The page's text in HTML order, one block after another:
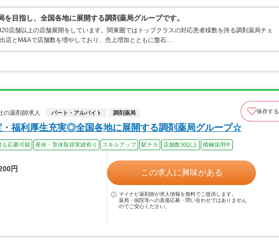
を目指し、全国各地に展開する調剤薬局グループです。
店舗以上の店舗展開をしています。関東圏ではトップクラスの対応患者様数を誇る調剤薬局チェ
店とM&Aで店舗数を増やしており、売上増加とともに盤石…
薬剤師求人
パート・アルバイト 調剤薬局 保存する
・福利厚生充実◎全国各地に展開する調剤薬局グループ☆
も応募可能 産休・育休取得実績有り スキルアップ 駅チカ 店舗数30以上 積極採用中
円 この求人に興味がある
マイナビ薬剤師が求人情報を無料でご提供します。
薬局・病院等への直接応募・問い合わせではありません
のでご安心ください。